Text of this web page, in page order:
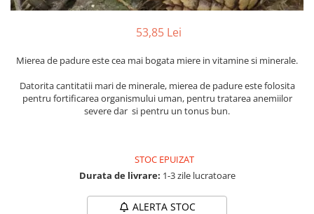
Religie
SelfConnect
SelfHealing
Vindecare Spirituala
53,85 Lei
Mierea de padure este cea mai bogata miere in vitamine si minerale.
Datorita cantitatii mari de minerale, mierea de padure este folosita
pentru fortificarea organismului uman, pentru tratarea anemiilor
severe dar si pentru un tonus bun.
STOC EPUIZAT
Durata de livrare: 1-3 zile lucratoare
ALERTA STOC